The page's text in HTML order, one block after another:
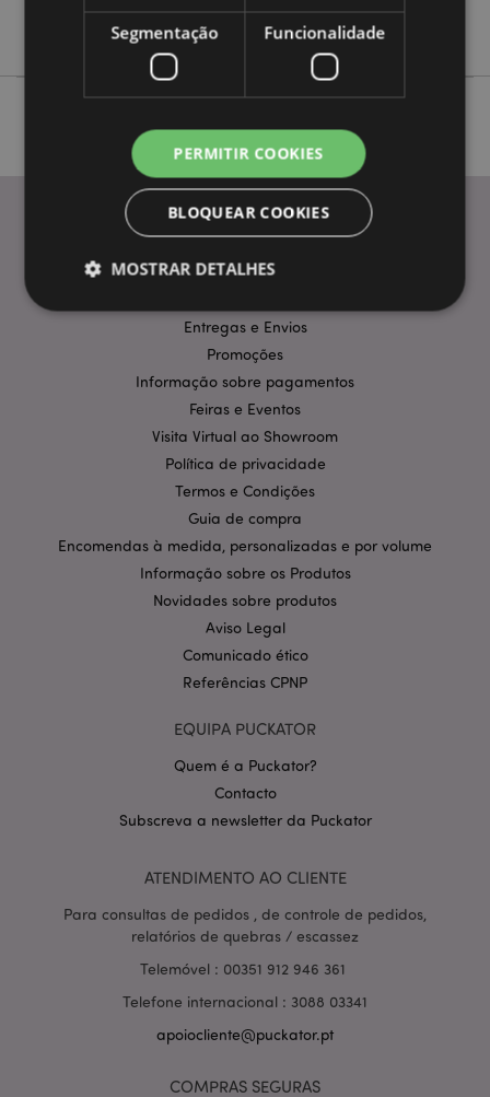
Não
INFORMAÇÃO
Entregas e Envios
Promoções
Informação sobre pagamentos
Feiras e Eventos
Visita Virtual ao Showroom
Política de privacidade
Termos e Condições
Guia de compra
Encomendas à medida, personalizadas e por volume
Informação sobre os Produtos
Novidades sobre produtos
Aviso Legal
Comunicado ético
Referências CPNP
EQUIPA PUCKATOR
Quem é a Puckator?
Contacto
Subscreva a newsletter da Puckator
ATENDIMENTO AO CLIENTE
Para consultas de pedidos , de controle de pedidos,
relatórios de quebras / escassez
Telemóvel : 00351 912 946 361
Telefone internacional : 3088 03341
apoiocliente@puckator.pt
COMPRAS SEGURAS
Segmentação Funcionalidade
PERMITIR COOKIES
BLOQUEAR COOKIES
MOSTRAR DETALHES
Estritamente necessários
Segmentação
Funcionalidade
funcionalidades centrais do website, tais como login
de utilizador e gestão de conta. O sítio web não
pode ser utilizado correctamente sem os cookies
estritamente necessários.
Nome
Domínio
CookieScriptConsent
CookieScript
mage-cache-storage-section-
Adobe Inc.
PHPSESSID
PHP.net
.www.puckator.pt
Google